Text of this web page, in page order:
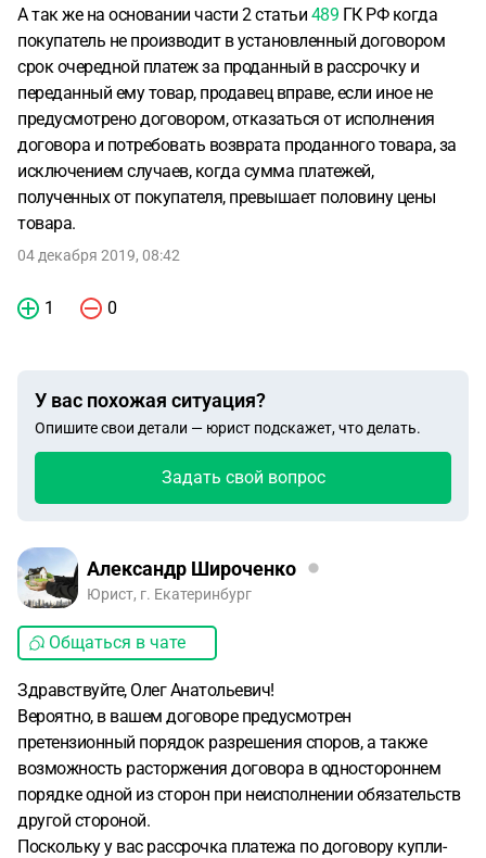
А так же на основании части 2 статьи 489 ГК РФ когда
покупатель не производит в установленный договором
срок очередной платеж за проданный в рассрочку и
переданный ему товар, продавец вправе, если иное не
предусмотрено договором, отказаться от исполнения
договора и потребовать возврата проданного товара, за
исключением случаев, когда сумма платежей,
полученных от покупателя, превышает половину цены
товара.
04 декабря 2019, 08:42
1 0
У вас похожая ситуация?
Опишите свои детали — юрист подскажет, что делать.
Задать свой вопрос
Александр Широченко
Юрист, г. Екатеринбург
Общаться в чате
Здравствуйте, Олег Анатольевич!
Вероятно, в вашем договоре предусмотрен
претензионный порядок разрешения споров, а также
возможность расторжения договора в одностороннем
порядке одной из сторон при неисполнении обязательств
другой стороной.
Поскольку у вас рассрочка платежа по договору купли-